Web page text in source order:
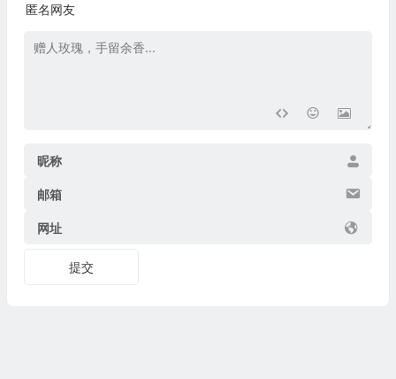
匿名网友
昵称
邮箱
网址
提交